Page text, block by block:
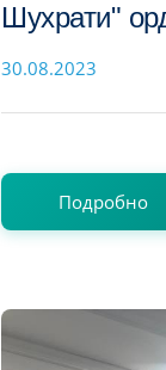
Шухрати"
30.08.2023
Подробно